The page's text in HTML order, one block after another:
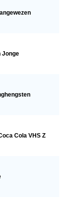
Jonge
Cola VHS Z